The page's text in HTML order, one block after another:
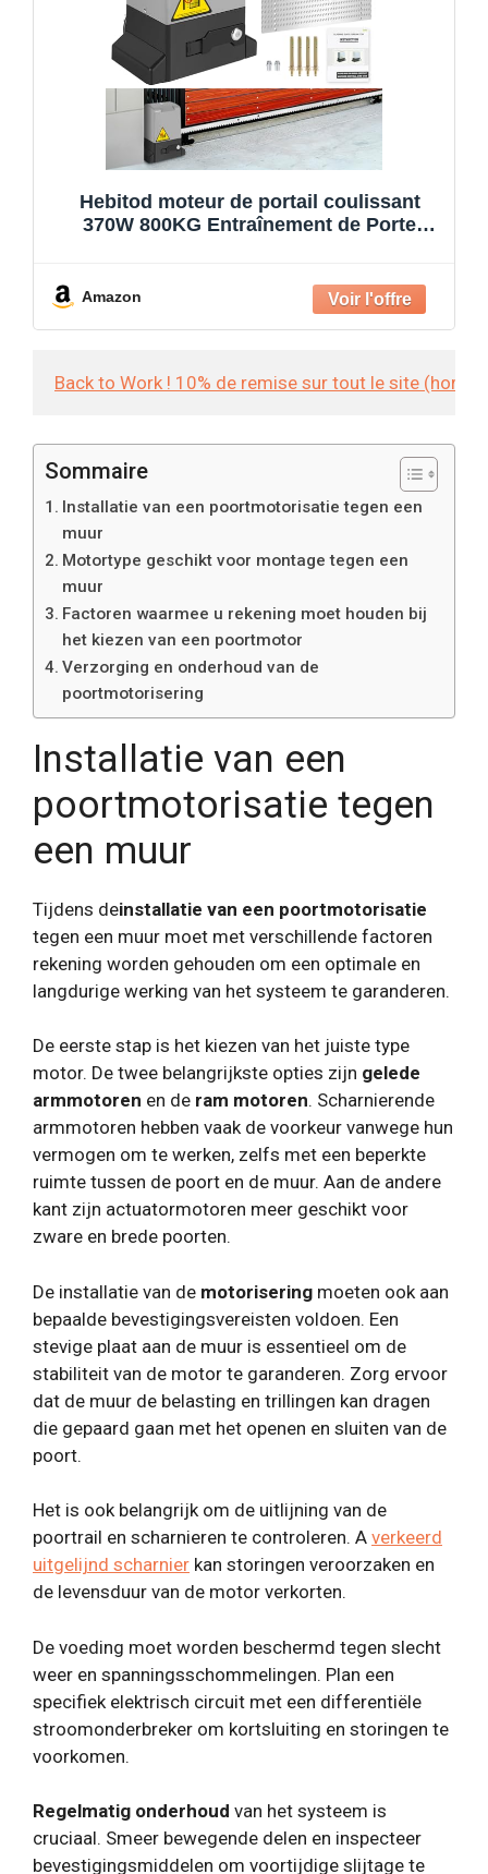
Hebitod moteur de portail coulissant
370W 800KG Entraînement de Porte
Fermeture Automatique pour Porte de
Amazon
Back to Work ! 10% de remise sur tout le site (hors
Sommaire
Installatie van een poortmotorisatie tegen een
muur
Motortype geschikt voor montage tegen een
muur
Factoren waarmee u rekening moet houden bij
het kiezen van een poortmotor
Verzorging en onderhoud van de
poortmotorisering
Installatie van een
poortmotorisatie tegen
een muur
Tijdens deinstallatie van een poortmotorisatie
tegen een muur moet met verschillende factoren
rekening worden gehouden om een ​​optimale en
langdurige werking van het systeem te garanderen.
De eerste stap is het kiezen van het juiste type
motor. De twee belangrijkste opties zijn gelede
armmotoren en de ram motoren. Scharnierende
armmotoren hebben vaak de voorkeur vanwege hun
vermogen om te werken, zelfs met een beperkte
ruimte tussen de poort en de muur. Aan de andere
kant zijn actuatormotoren meer geschikt voor
zware en brede poorten.
De installatie van de motorisering moeten ook aan
bepaalde bevestigingsvereisten voldoen. Een
stevige plaat aan de muur is essentieel om de
stabiliteit van de motor te garanderen. Zorg ervoor
dat de muur de belasting en trillingen kan dragen
die gepaard gaan met het openen en sluiten van de
poort.
Het is ook belangrijk om de uitlijning van de
poortrail en scharnieren te controleren. A verkeerd
uitgelijnd scharnier kan storingen veroorzaken en
de levensduur van de motor verkorten.
De voeding moet worden beschermd tegen slecht
weer en spanningsschommelingen. Plan een
specifiek elektrisch circuit met een differentiële
stroomonderbreker om kortsluiting en storingen te
voorkomen.
Regelmatig onderhoud van het systeem is
cruciaal. Smeer bewegende delen en inspecteer
bevestigingsmiddelen om voortijdige slijtage te